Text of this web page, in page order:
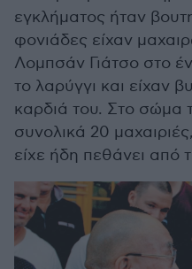
εγκλήματος ήταν
φονιάδες είχαν
Λομπσάν Γιάτσο στο
το λαρύγγι και είχαν
καρδιά του. Στο σώμα
συνολικά 20
είχε ήδη πεθάνει από